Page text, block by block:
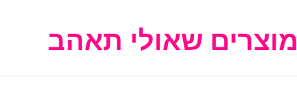
מוצרים שאולי תאהב